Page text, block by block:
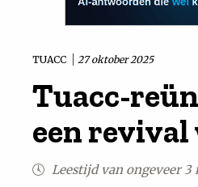
Vaktechniek
Achtergrond
TUACC 27 oktober 2025
Tuacc-
een
Leestijd van ongeveer 3